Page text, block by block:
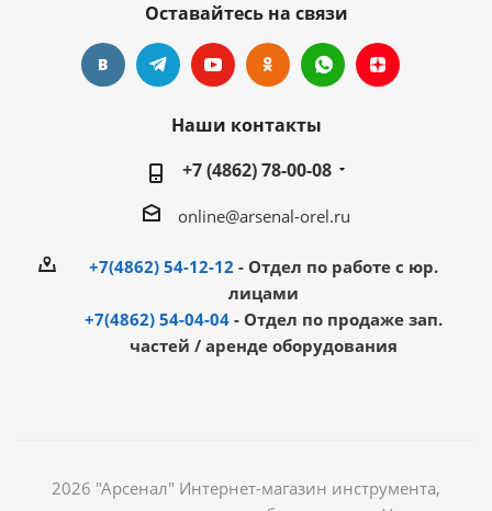
Оставайтесь на связи
Наши контакты
+7 (4862) 78-00-08
online@arsenal-orel.ru
+7(4862) 54-12-12 - Отдел по работе с юр.
лицами
+7(4862) 54-04-04 - Отдел по продаже зап.
частей / аренде оборудования
2026 "Арсенал" Интернет-магазин инструмента,